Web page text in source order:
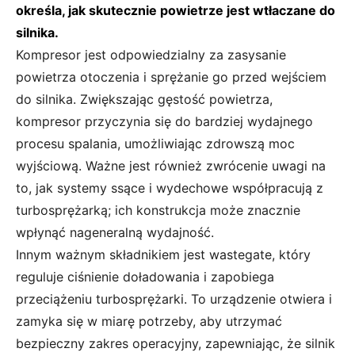
określa, jak skutecznie powietrze jest wtłaczane do
silnika.
Kompresor jest odpowiedzialny za zasysanie
powietrza otoczenia i sprężanie go przed wejściem
do silnika. Zwiększając gęstość powietrza,
kompresor przyczynia się do bardziej wydajnego
procesu spalania, umożliwiając zdrowszą moc
wyjściową. Ważne jest również zwrócenie uwagi na
to, jak systemy ssące i wydechowe współpracują z
turbosprężarką; ich konstrukcja może znacznie
wpłynąć nageneralną wydajność.
Innym ważnym składnikiem jest wastegate, który
reguluje ciśnienie doładowania i zapobiega
przeciążeniu turbosprężarki. To urządzenie otwiera i
zamyka się w miarę potrzeby, aby utrzymać
bezpieczny zakres operacyjny, zapewniając, że silnik